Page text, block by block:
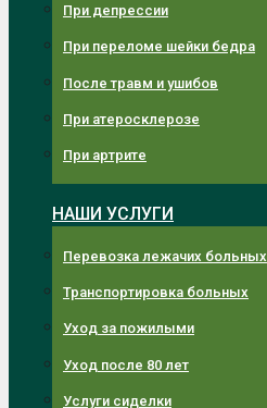
При депрессии
При переломе шейки бедра
После травм и ушибов
При атеросклерозе
При артрите
НАШИ УСЛУГИ
Перевозка лежачих больных
Транспортировка больных
Уход за пожилыми
Уход после 80 лет
Услуги сиделки